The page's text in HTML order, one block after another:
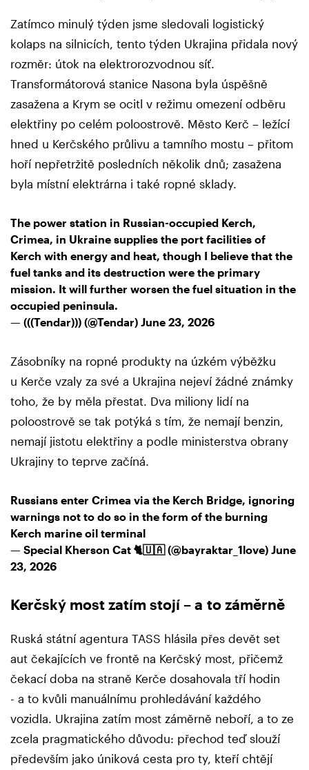
Zatímco minulý týden jsme sledovali logistický
kolaps na silnicích, tento týden Ukrajina přidala nový
rozměr: útok na elektrorozvodnou síť.
Transformátorová stanice Nasona byla úspěšně
zasažena a Krym se ocitl v režimu omezení odběru
elektřiny po celém poloostrově. Město Kerč – ležící
hned u Kerčského průlivu a tamního mostu – přitom
hoří nepřetržitě posledních několik dnů; zasažena
byla místní elektrárna i také ropné sklady.
The power station in Russian-occupied Kerch,
Crimea, in Ukraine supplies the port facilities of
Kerch with energy and heat, though I believe that the
fuel tanks and its destruction were the primary
mission. It will further worsen the fuel situation in the
occupied peninsula.
— (((Tendar))) (@Tendar) June 23, 2026
Zásobníky na ropné produkty na úzkém výběžku
u Kerče vzaly za své a Ukrajina nejeví žádné známky
toho, že by měla přestat. Dva miliony lidí na
poloostrově se tak potýká s tím, že nemají benzin,
nemají jistotu elektřiny a podle ministerstva obrany
Ukrajiny to teprve začíná.
Russians enter Crimea via the Kerch Bridge, ignoring
warnings not to do so in the form of the burning
Kerch marine oil terminal
— Special Kherson Cat 🐈🇺🇦 (@bayraktar_1love) June
23, 2026
Kerčský most zatím stojí – a to záměrně
Ruská státní agentura TASS hlásila přes devět set
aut čekajících ve frontě na Kerčský most, přičemž
čekací doba na straně Kerče dosahovala tří hodin
- a to kvůli manuálnímu prohledávání každého
vozidla. Ukrajina zatím most záměrně neboří, a to ze
zcela pragmatického důvodu: přechod teď slouží
především jako úniková cesta pro ty, kteří chtějí